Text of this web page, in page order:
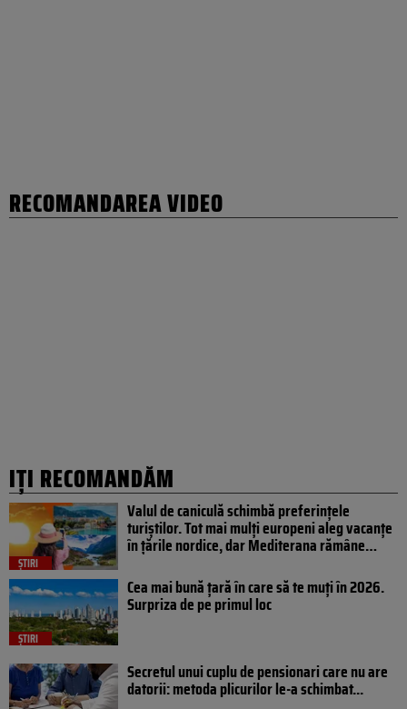
RECOMANDAREA VIDEO
IȚI RECOMANDĂM
ȘTIRI
Valul de caniculă schimbă preferințele
turiștilor. Tot mai mulți europeni aleg vacanțe
în țările nordice, dar Mediterana rămâne…
ȘTIRI
Cea mai bună țară în care să te muți în 2026.
Surpriza de pe primul loc
Secretul unui cuplu de pensionari care nu are
datorii: metoda plicurilor le-a schimbat...